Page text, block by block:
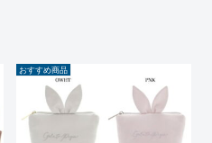
おすすめ商品